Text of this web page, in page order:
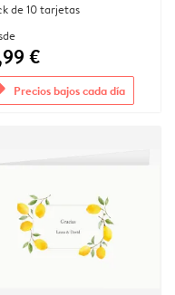
de 10 tarjetas
€
Precios bajos cada día